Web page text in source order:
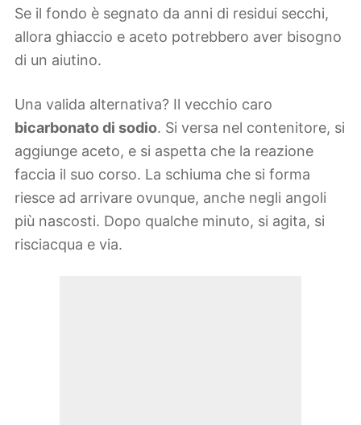
Se il fondo è segnato da anni di residui secchi,
allora ghiaccio e aceto potrebbero aver bisogno
di un aiutino.
Una valida alternativa? Il vecchio caro
bicarbonato di sodio. Si versa nel contenitore, si
aggiunge aceto, e si aspetta che la reazione
faccia il suo corso. La schiuma che si forma
riesce ad arrivare ovunque, anche negli angoli
più nascosti. Dopo qualche minuto, si agita, si
risciacqua e via.